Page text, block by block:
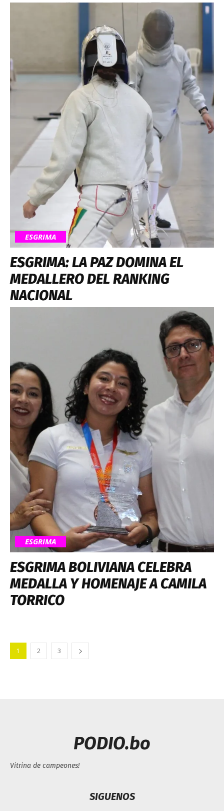
ESGRIMA
ESGRIMA: LA PAZ DOMINA EL
MEDALLERO DEL RANKING
NACIONAL
ESGRIMA
ESGRIMA BOLIVIANA CELEBRA
MEDALLA Y HOMENAJE A CAMILA
TORRICO
1 2 3
PODIO.bo
Vitrina de campeones!
SIGUENOS